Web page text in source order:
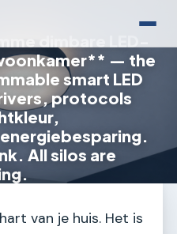
— the
smart LED
protocols
All silos are
van je huis. Het is